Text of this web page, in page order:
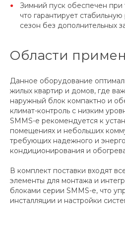
Зимний пуск обеспечен при
что гарантирует
сезон без дополнительных
Области
Данное оборудование
жилых квартир и домов, где
наружный блок компактно и
климат-контроль с низким
SMMS-e рекомендуется к
помещениях и небольших
требующих надежного и
кондиционирования и
В комплект поставки входят
элементы для монтажа и
блоками серии SMMS-e, что
инсталляции и настройки